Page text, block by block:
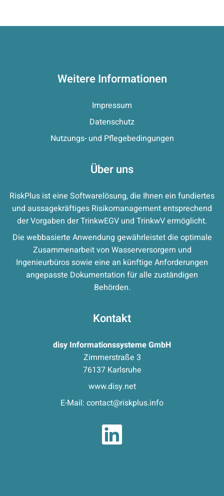
Weitere Informationen
Impressum
Datenschutz
Nutzungs- und Pflegebedingungen
Über uns
RiskPlus ist eine Softwarelösung, die Ihnen ein fundiertes
und aussagekräftiges Risikomanagement entsprechend
der Vorgaben der TrinkwEGV und TrinkwV ermöglicht.
Die webbasierte Anwendung gewährleistet die optimale
Zusammenarbeit von Wasserversorgern und
Ingenieurbüros sowie eine an künftige Anforderungen
angepasste Dokumentation für alle zuständigen
Behörden.
Kontakt
disy Informationssysteme GmbH
Zimmerstraße 3
76137 Karlsruhe
www.disy.net
E-Mail: contact@riskplus.info